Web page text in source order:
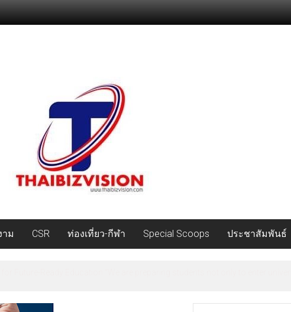
ม CSR ท่องเที่ยว-กีฬา Special Scoops ประชาสัมพันธ์